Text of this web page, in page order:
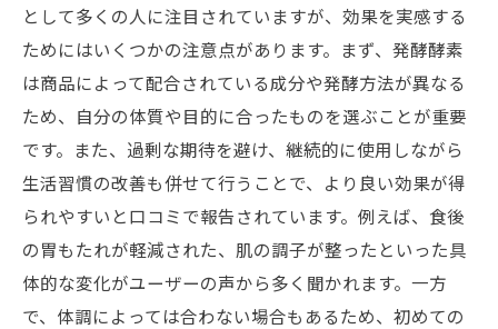
として多くの人に注目されていますが、効果を実感する
ためにはいくつかの注意点があります。まず、発酵酵素
は商品によって配合されている成分や発酵方法が異なる
ため、自分の体質や目的に合ったものを選ぶことが重要
です。また、過剰な期待を避け、継続的に使用しながら
生活習慣の改善も併せて行うことで、より良い効果が得
られやすいと口コミで報告されています。例えば、食後
の胃もたれが軽減された、肌の調子が整ったといった具
体的な変化がユーザーの声から多く聞かれます。一方
で、体調によっては合わない場合もあるため、初めての